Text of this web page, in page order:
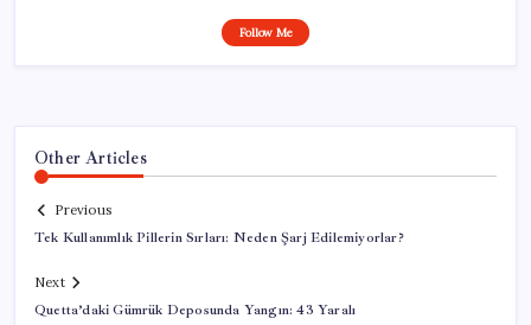
Follow Me
Other Articles
Previous
Tek Kullanımlık Pillerin Sırları: Neden Şarj Edilemiyorlar?
Next
Quetta’daki Gümrük Deposunda Yangın: 43 Yaralı